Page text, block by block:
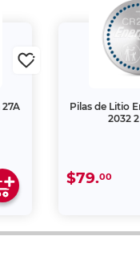
Pilas de Litio
2032
$79.00